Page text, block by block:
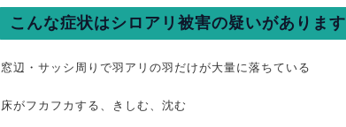
こんな症状はシロアリ被害の疑いがあります
窓辺・サッシ周りで羽アリの羽だけが大量に落ちている
床がフカフカする、きしむ、沈む